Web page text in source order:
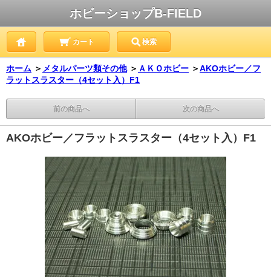
ホビーショップB-FIELD
カート 検索
ホーム ＞ メタルパーツ類その他 ＞ ＡＫＯホビー ＞AKOホビー／フ
ラットスラスター（4セット入）F1
前の商品へ 次の商品へ
AKOホビー／フラットスラスター（4セット入）F1